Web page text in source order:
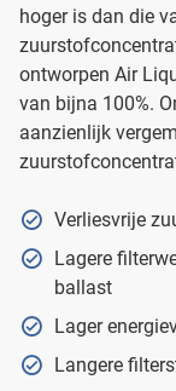
hoger is dan die
ontworpen Air
van bijna 100%.
aanzienlijk
Verliesvrije
Lagere
ballast
Lager
Langere